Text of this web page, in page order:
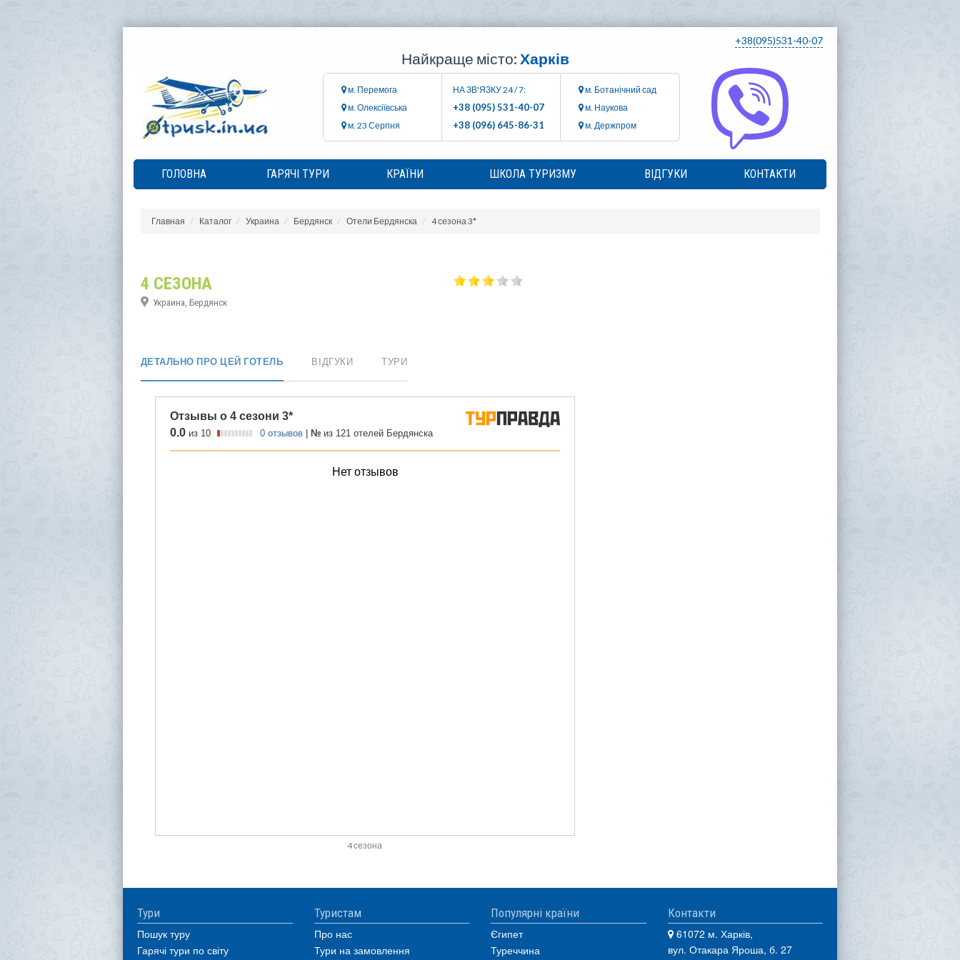
+38(095)531-40-07
Найкраще місто: Харків
м. Перемога
м. Олексіївська
м. 23 Серпня
НА ЗВ'ЯЗКУ 24 / 7:
+38 (095) 531-40-07
+38 (096) 645-86-31
м. Ботанічний сад
м. Наукова
м. Держпром
ГОЛОВНА ГАРЯЧІ ТУРИ КРАЇНИ ШКОЛА ТУРИЗМУ ВІДГУКИ КОНТАКТИ
Главная Каталог Украина Бердянск Отели Бердянска 4 сезона 3*
4 СЕЗОНА
Украина, Бердянск
ДЕТАЛЬНО ПРО ЦЕЙ ГОТЕЛЬ ВІДГУКИ ТУРИ
4 сезона
Тури
Пошук туру
Гарячі тури по світу
Туристам
Про нас
Тури на замовлення
Популярні країни
Єгипет
Туреччина
Контакти
61072 м. Харків,
вул. Отакара Яроша, б. 27